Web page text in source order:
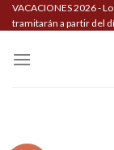
Skip
to
VACACIONES 2026 -
tramitarán a partir del